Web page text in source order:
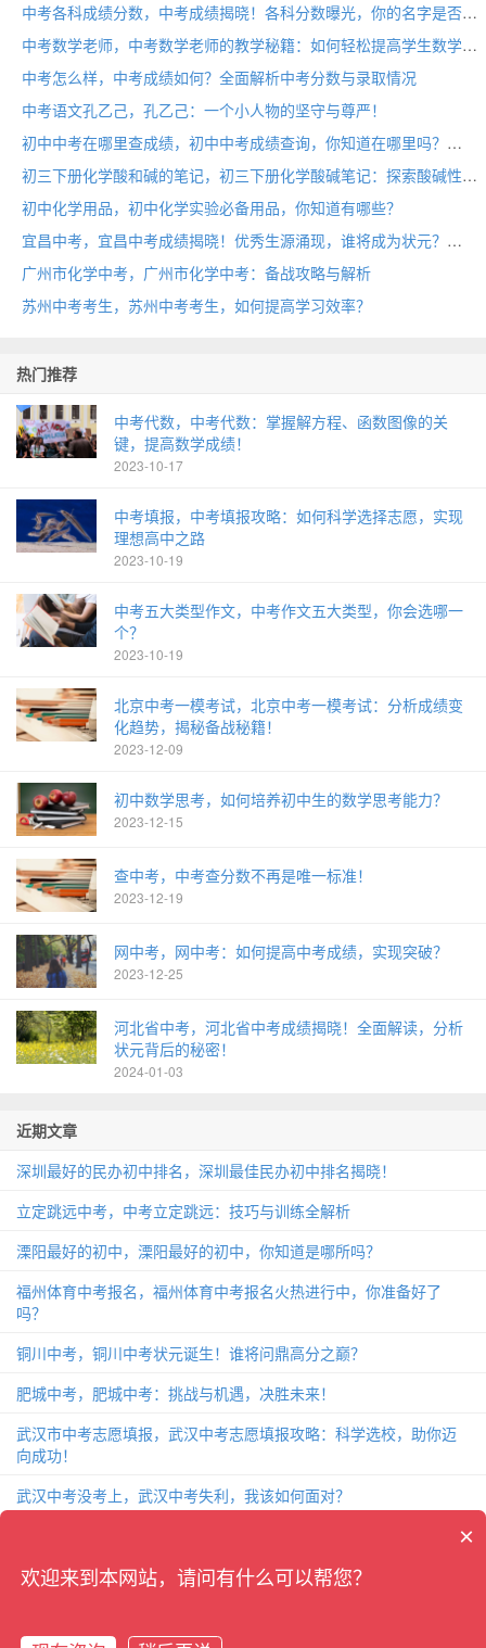
中考各科成绩分数，中考成绩揭晓！各科分数曝光，你的名字是否在榜单之上？
中考数学老师，中考数学老师的教学秘籍：如何轻松提高学生数学成绩
中考怎么样，中考成绩如何？全面解析中考分数与录取情况
中考语文孔乙己，孔乙己：一个小人物的坚守与尊严！
初中中考在哪里查成绩，初中中考成绩查询，你知道在哪里吗？
初三下册化学酸和碱的笔记，初三下册化学酸碱笔记：探索酸碱性质与反应
初中化学用品，初中化学实验必备用品，你知道有哪些？
宜昌中考，宜昌中考成绩揭晓！优秀生源涌现，谁将成为状元？
广州市化学中考，广州市化学中考：备战攻略与解析
苏州中考考生，苏州中考考生，如何提高学习效率？
热门推荐
中考代数，中考代数：掌握解方程、函数图像的关
键，提高数学成绩！
2023-10-17
中考填报，中考填报攻略：如何科学选择志愿，实现
理想高中之路
2023-10-19
中考五大类型作文，中考作文五大类型，你会选哪一
个？
2023-10-19
北京中考一模考试，北京中考一模考试：分析成绩变
化趋势，揭秘备战秘籍！
2023-12-09
初中数学思考，如何培养初中生的数学思考能力？
2023-12-15
查中考，中考查分数不再是唯一标准！
2023-12-19
网中考，网中考：如何提高中考成绩，实现突破？
2023-12-25
河北省中考，河北省中考成绩揭晓！全面解读，分析
状元背后的秘密！
2024-01-03
近期文章
深圳最好的民办初中排名，深圳最佳民办初中排名揭晓！
立定跳远中考，中考立定跳远：技巧与训练全解析
溧阳最好的初中，溧阳最好的初中，你知道是哪所吗？
福州体育中考报名，福州体育中考报名火热进行中，你准备好了
吗？
铜川中考，铜川中考状元诞生！谁将问鼎高分之巅？
肥城中考，肥城中考：挑战与机遇，决胜未来！
武汉市中考志愿填报，武汉中考志愿填报攻略：科学选校，助你迈
向成功！
武汉中考没考上，武汉中考失利，我该如何面对？
杭州中考2018，杭州中考2018：考题分析、备考攻略和成绩解读
×
欢迎来到本网站，请问有什么可以帮您？